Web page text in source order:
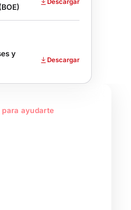
y
Descargar
para ayudarte